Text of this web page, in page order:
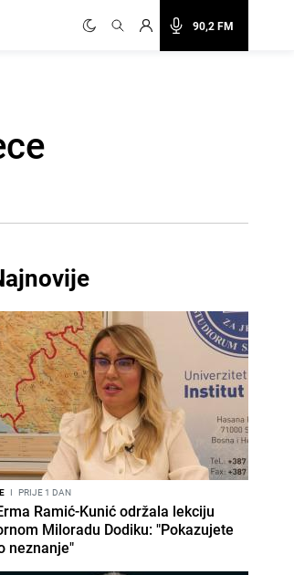
90,2 FM
I PRIJE 1 DAN
Ramić-Kunić održala lekciju
Miloradu Dodiku: "Pokazujete
neznanje"